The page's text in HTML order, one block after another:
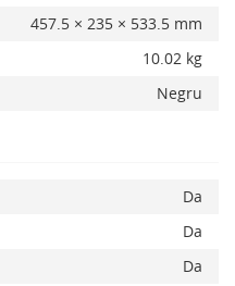
457.5 × 235 × 533.5 mm
10.02 kg
Negru
Da
Da
Da